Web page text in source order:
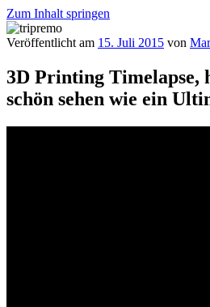
Zum Inhalt springen
Veröffentlicht am 15. Juli 2015 von
3D Printing Timelapse,
schön sehen wie ein